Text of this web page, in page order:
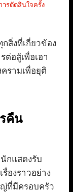
รตัดสินใจครั้ง
สิ่งที่เกี่ยวข้อง
อสู้เพื่อเอา
รามเพื่อยุติ
คืน
กแสดงรับ
องราวอย่าง
ที่มีครอบครัว